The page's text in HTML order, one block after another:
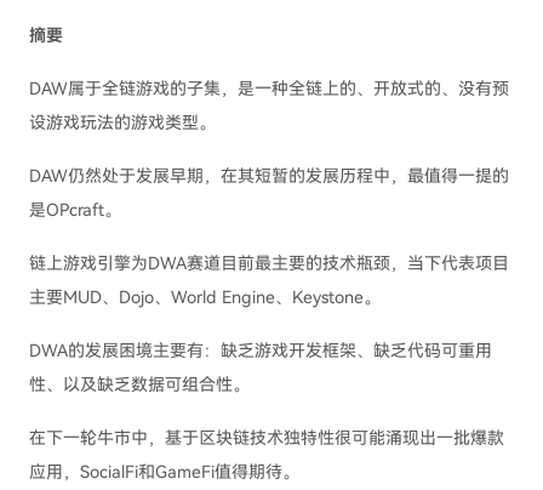
摘要
DAW属于全链游戏的子集，是一种全链上的、开放式的、没有预
设游戏玩法的游戏类型。
DAW仍然处于发展早期，在其短暂的发展历程中，最值得一提的
是OPcraft。
链上游戏引擎为DWA赛道目前最主要的技术瓶颈，当下代表项目
主要MUD、Dojo、World Engine、Keystone。
DWA的发展困境主要有：缺乏游戏开发框架、缺乏代码可重用
性、以及缺乏数据可组合性。
在下一轮牛市中，基于区块链技术独特性很可能涌现出一批爆款
应用，SocialFi和GameFi值得期待。